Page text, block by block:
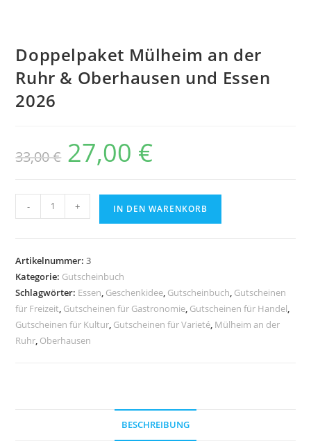
Doppelpaket Mülheim an der
Ruhr & Oberhausen und Essen
2026
33,00€ 27,00 €
- + IN DEN WARENKORB
Artikelnummer:3
Kategorie: Gutscheinbuch
Schlagwörter: Essen Geschenkidee Gutscheinbuch Gutscheinen
für Freizeit Gutscheinen für Gastronomie Gutscheinen für Handel
Gutscheinen für Kultur Gutscheinen für Varieté Mülheim an der
Ruhr Oberhausen
BESCHREIBUNG